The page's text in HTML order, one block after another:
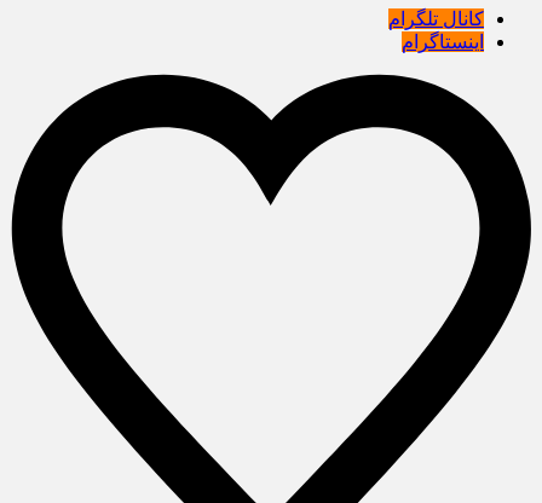
کانال تلگرام
اینستاگرام